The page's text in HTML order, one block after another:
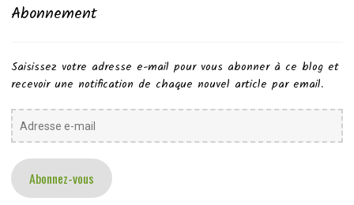
Abonnement
Saisissez votre adresse e-mail pour vous abonner à ce blog et
recevoir une notification de chaque nouvel article par email.
Adresse
e-
Abonnez-vous